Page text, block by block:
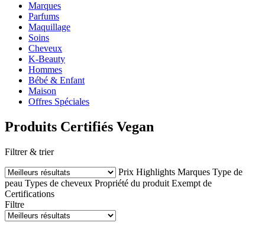
Marques
Parfums
Maquillage
Soins
Cheveux
K-Beauty
Hommes
Bébé & Enfant
Maison
Offres Spéciales
Produits Certifiés Vegan
Filtrer & trier
Prix Highlights Marques Type de
peau Types de cheveux Propriété du produit Exempt de
Certifications
Filtre